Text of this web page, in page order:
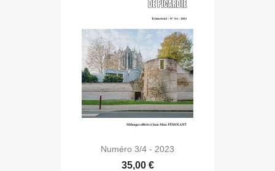
Numéro 3/4 - 2023
35,00 €